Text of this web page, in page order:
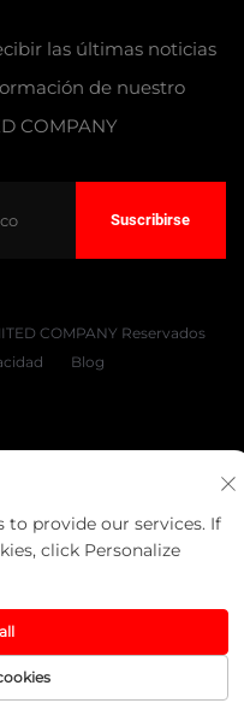
las últimas noticias
de nuestro
COMPANY
Suscribirse
COMPANY Reservados
Blog
to provide our services. If
click Personalize